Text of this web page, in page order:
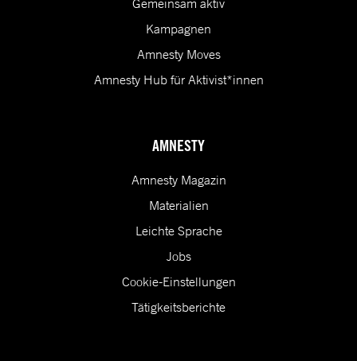
Gemeinsam aktiv
Kampagnen
Amnesty Moves
Amnesty Hub für Aktivist*innen
AMNESTY
Amnesty Magazin
Materialien
Leichte Sprache
Jobs
Cookie-Einstellungen
Tätigkeitsberichte